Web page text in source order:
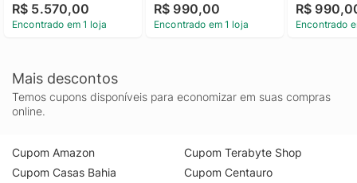
R$ 5.570,00
Encontrado em 1 loja
Calvin Klein Jeans
Feminina Crossbody
R$ 990,00
Encontrado em 1 loja
Bolsa
Jeans
R$
Encontrado
Mais descontos
Temos cupons disponíveis para economizar em suas compras
online.
Cupom Amazon
Cupom Casas Bahia
Cupom Terabyte Shop
Cupom Centauro